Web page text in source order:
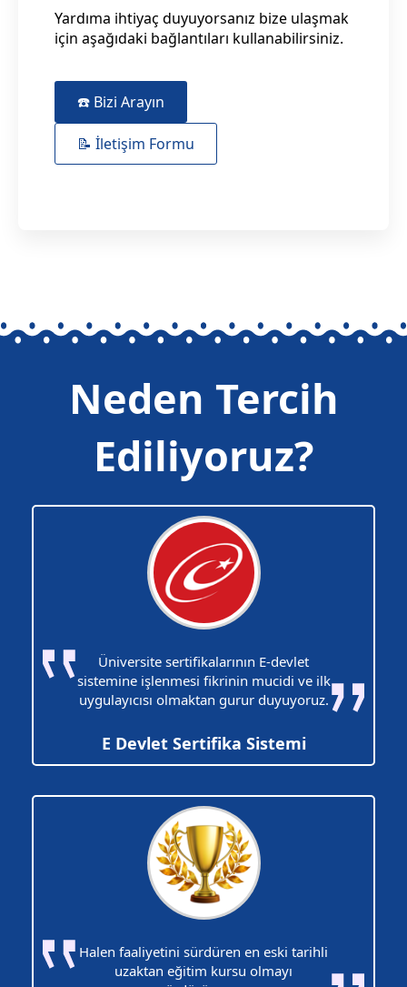
Yardıma ihtiyaç duyuyorsanız bize ulaşmak
için aşağıdaki bağlantıları kullanabilirsiniz.
☎️ Bizi Arayın
📝 İletişim Formu
Neden Tercih
Ediliyoruz?
Üniversite sertifikalarının E-devlet
sistemine işlenmesi fikrinin mucidi ve ilk
uygulayıcısı olmaktan gurur duyuyoruz.
E Devlet Sertifika Sistemi
Halen faaliyetini sürdüren en eski tarihli
uzaktan eğitim kursu olmayı